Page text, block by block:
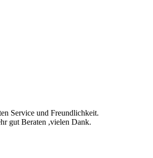
Service und Freundlichkeit.
gut Beraten ,vielen Dank.